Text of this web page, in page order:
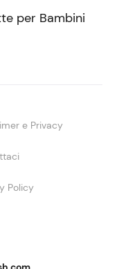
per Bambini
e Privacy
Policy